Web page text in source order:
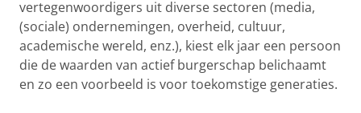
vertegenwoordigers uit diverse sectoren (media,
(sociale) ondernemingen, overheid, cultuur,
academische wereld, enz.), kiest elk jaar een persoon
die de waarden van actief burgerschap belichaamt
en zo een voorbeeld is voor toekomstige generaties.